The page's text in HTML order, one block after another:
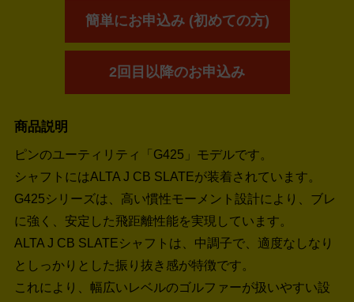
簡単にお申込み (初めての方)
2回目以降のお申込み
商品説明
ピンのユーティリティ「G425」モデルです。
シャフトにはALTA J CB SLATEが装着されています。
G425シリーズは、高い慣性モーメント設計により、ブレ
に強く、安定した飛距離性能を実現しています。
ALTA J CB SLATEシャフトは、中調子で、適度なしなり
としっかりとした振り抜き感が特徴です。
これにより、幅広いレベルのゴルファーが扱いやすい設